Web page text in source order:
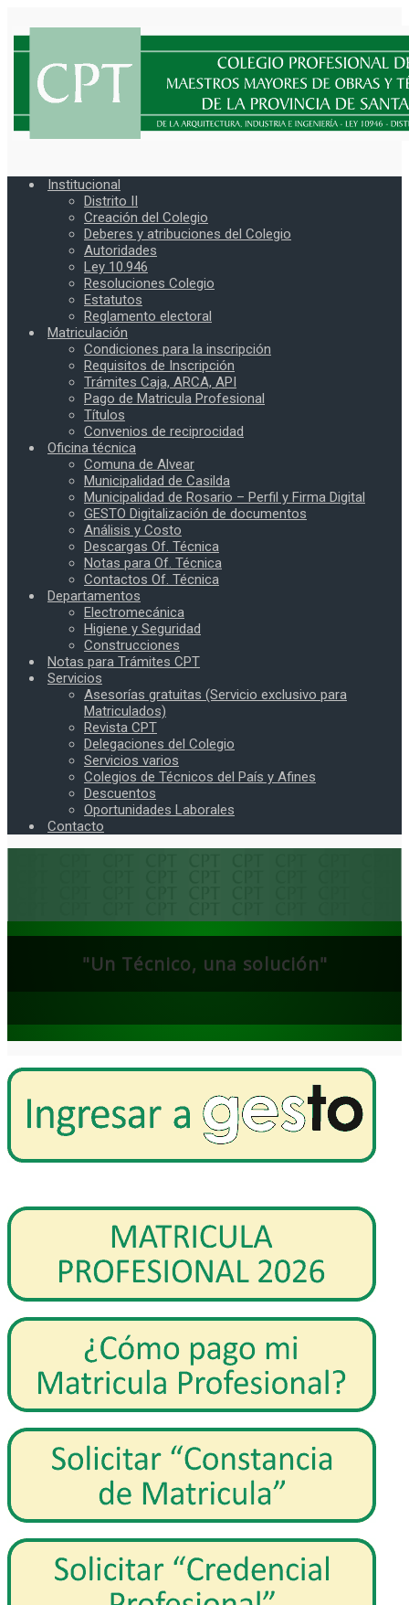
Institucional
Distrito II
Creación del Colegio
Deberes y atribuciones del Colegio
Autoridades
Ley 10.946
Resoluciones Colegio
Estatutos
Reglamento electoral
Matriculación
Condiciones para la inscripción
Requisitos de Inscripción
Trámites Caja, ARCA, API
Pago de Matricula Profesional
Títulos
Convenios de reciprocidad
Oficina técnica
Comuna de Alvear
Municipalidad de Casilda
Municipalidad de Rosario – Perfil y Firma Digital
GESTO Digitalización de documentos
Análisis y Costo
Descargas Of. Técnica
Notas para Of. Técnica
Contactos Of. Técnica
Departamentos
Electromecánica
Higiene y Seguridad
Construcciones
Notas para Trámites CPT
Servicios
Asesorías gratuitas (Servicio exclusivo para
Matriculados)
Revista CPT
Delegaciones del Colegio
Servicios varios
Colegios de Técnicos del País y Afines
Descuentos
Oportunidades Laborales
Contacto
"Un Técnico, una solución"